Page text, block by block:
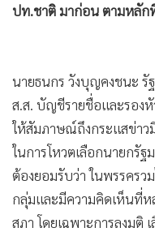
ปท.ชาติ มาก่อน ตามหลัก
นายธนกร วังบุญคงชนะ รั
ส.ส. บัญชีรายชื่อและรอง
ให้สัมภาษณ์ถึงกระแสข่าว
ในการโหวตเลือกนายกรัฐ
ต้องยอมรับว่า ในพรรครว
กลุ่มและมีความคิดเห็นที่ห
สภา โดยเฉพาะการลงมติ